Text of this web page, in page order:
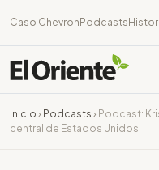
Caso Chevron Podcasts
Inicio › Podcasts › Podcast:
central de Estados Unidos